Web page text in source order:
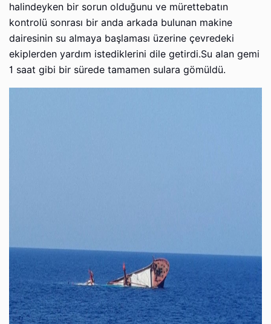
halindeyken bir sorun olduğunu ve mürettebatın
kontrolü sonrası bir anda arkada bulunan makine
dairesinin su almaya başlaması üzerine çevredeki
ekiplerden yardım istediklerini dile getirdi.Su alan gemi
1 saat gibi bir sürede tamamen sulara gömüldü.